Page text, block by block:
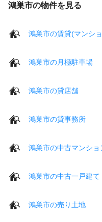
鴻巣市の物件を見る
鴻巣市の賃貸(マンシ
鴻巣市の月極駐車場
鴻巣市の貸店舗
鴻巣市の貸事務所
鴻巣市の中古マンショ
鴻巣市の中古一戸建て
鴻巣市の売り土地